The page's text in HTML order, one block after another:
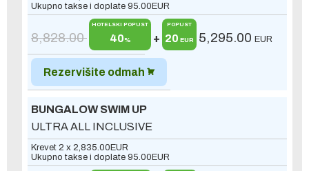
Ukupno takse i doplate 95.00EUR
8,828.00
HOTELSKI POPUST
40% +
POPUST
20 EUR 5,295.00 EUR
Rezervišite odmah
BUNGALOW SWIM UP
ULTRA ALL INCLUSIVE
Krevet 2 x 2,835.00EUR
Ukupno takse i doplate 95.00EUR